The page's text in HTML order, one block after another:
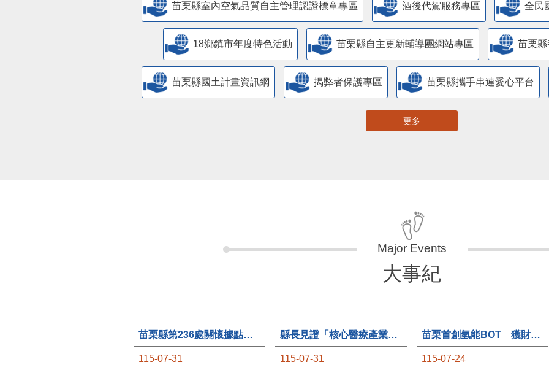
苗栗縣室內空氣品質自主管理認證標章專區 酒後代駕服務專區 全民
18鄉鎮市年度特色活動 苗栗縣自主更新輔導團網站專區 苗栗
苗栗縣國土計畫資訊網 揭弊者保護專區 苗栗縣攜手串連愛心平台
更多
大事紀